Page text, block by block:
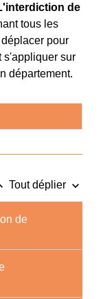
de
tous les
pour
s'appliquer sur
département.
Tout déplier keyboard_arrow_down
de